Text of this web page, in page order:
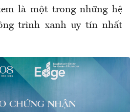
là một trong những hệ
trình xanh uy tín nhất